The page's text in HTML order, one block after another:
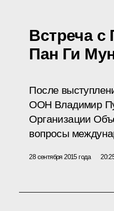
Встреча
Пан Ги
После
ООН Владимир
Организации
вопросы
28 сентября 2015 года